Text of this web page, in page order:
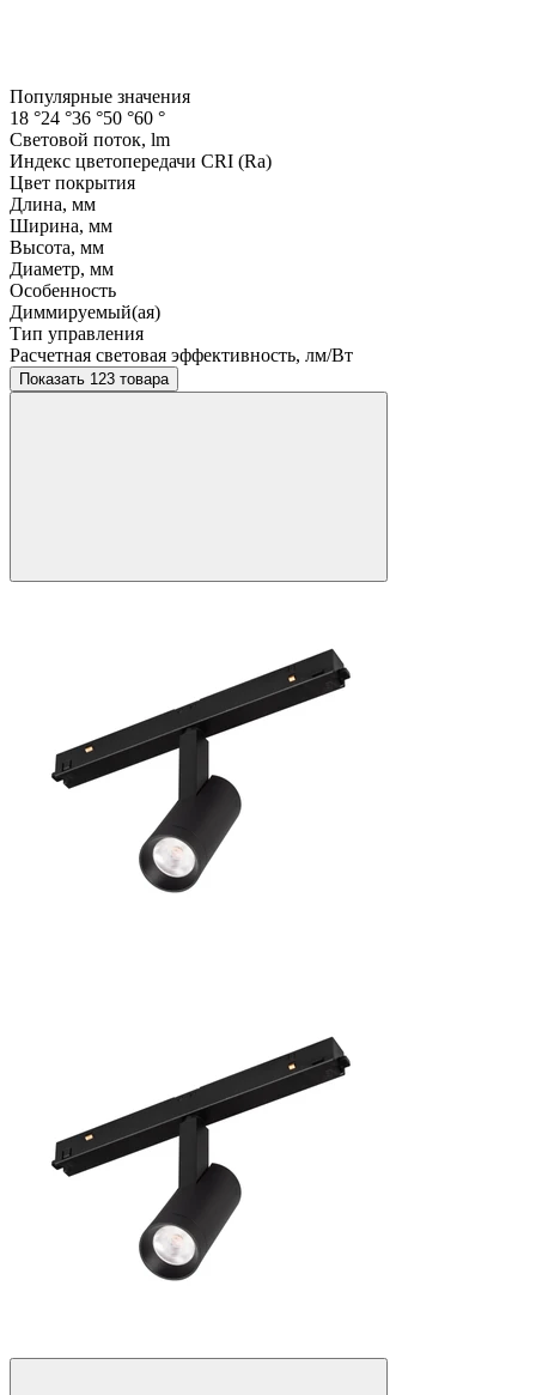
Популярные значения
18 °24 °36 °50 °60 °
Световой поток, lm
Индекс цветопередачи CRI (Ra)
Цвет покрытия
Длина, мм
Ширина, мм
Высота, мм
Диаметр, мм
Особенность
Диммируемый(ая)
Тип управления
Расчетная световая эффективность, лм/Вт
Показать 123 товара